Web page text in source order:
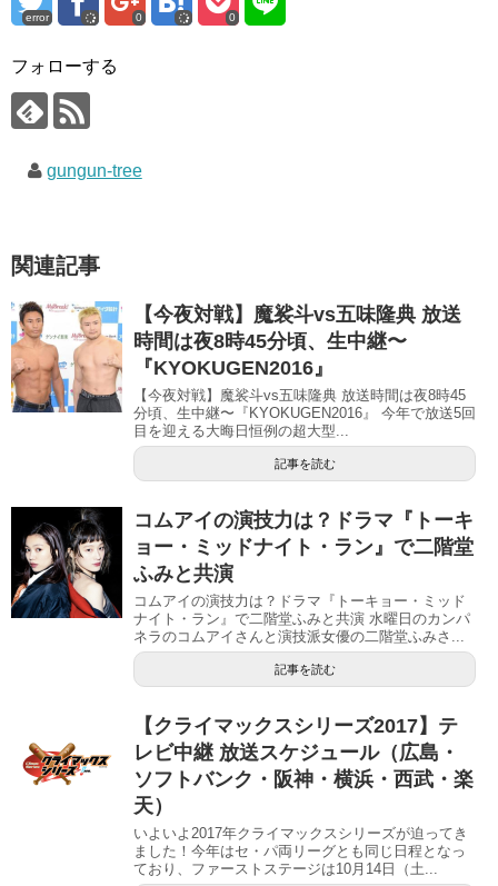
(
新
ウ
ィ
ン
ド
ウ
で
ま
す
リ
ッ
て
く
い
ウ
す
)
新
error 0 0
フォローする
gungun-tree
関連記事
【今夜対戦】魔裟斗vs五味隆典 放送
時間は夜8時45分頃、生中継〜
『KYOKUGEN2016』
【今夜対戦】魔裟斗vs五味隆典 放送時間は夜8時45
分頃、生中継〜『KYOKUGEN2016』 今年で放送5回
目を迎える大晦日恒例の超大型...
記事を読む
コムアイの演技力は？ドラマ『トーキ
ョー・ミッドナイト・ラン』で二階堂
ふみと共演
コムアイの演技力は？ドラマ『トーキョー・ミッド
ナイト・ラン』で二階堂ふみと共演 水曜日のカンパ
ネラのコムアイさんと演技派女優の二階堂ふみさ...
記事を読む
【クライマックスシリーズ2017】テ
レビ中継 放送スケジュール（広島・
ソフトバンク・阪神・横浜・西武・楽
天）
いよいよ2017年クライマックスシリーズが迫ってき
ました！今年はセ・パ両リーグとも同じ日程となっ
ており、ファーストステージは10月14日（土...